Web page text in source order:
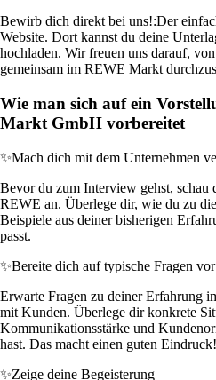
Bewirb dich direkt bei uns!:Der
Website. Dort kannst du deine
hochladen. Wir freuen uns darauf,
gemeinsam im REWE Markt
Wie man sich auf ein
Markt GmbH vorbereitet
✨Mach dich mit dem Unternehmen
Bevor du zum Interview gehst,
REWE an. Überlege dir, wie du zu
Beispiele aus deiner bisherigen
passt.
✨Bereite dich auf typische Fragen vor
Erwarte Fragen zu deiner Erfahrung
mit Kunden. Überlege dir konkrete
Kommunikationsstärke und
hast. Das macht einen guten Eindruck!
✨Zeige deine Begeisterung